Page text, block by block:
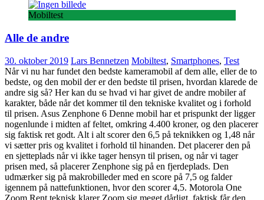
Mobiltest
Alle de andre
30. oktober 2019 Lars Bennetzen Mobiltest, Smartphones, Test
Når vi nu har fundet den bedste kameramobil af dem alle, eller de to
bedste, og den mobil der er den bedste til prisen, hvordan klarede de
andre sig så? Her kan du se hvad vi har givet de andre mobiler af
karakter, både når det kommer til den tekniske kvalitet og i forhold
til prisen. Asus Zenphone 6 Denne mobil har et prispunkt der ligger
nogenlunde i midten af feltet, omkring 4.400 kroner, og den placerer
sig faktisk ret godt. Alt i alt scorer den 6,5 på teknikken og 1,48 når
vi sætter pris og kvalitet i forhold til hinanden. Det placerer den på
en sjetteplads når vi ikke tager hensyn til prisen, og når vi tager
prisen med, så placerer Zenphone sig på en fjerdeplads. Den
udmærker sig på makrobilleder med en score på 7,5 og falder
igennem på nattefunktionen, hvor den scorer 4,5. Motorola One
Zoom Rent teknisk klarer Zoom sig meget dårligt, faktisk får den